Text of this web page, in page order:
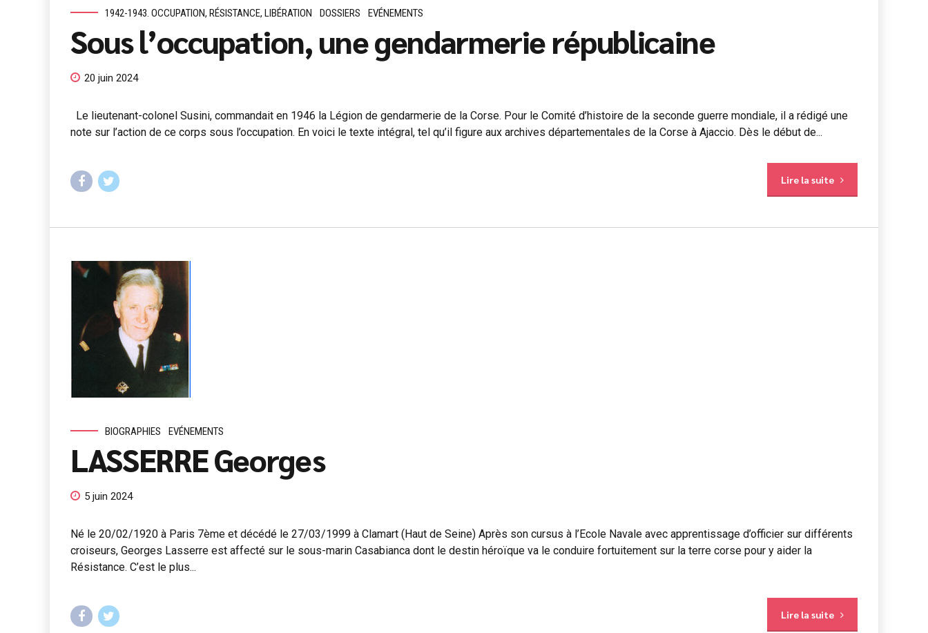
1942-1943. OCCUPATION, RÉSISTANCE, LIBÉRATION DOSSIERS EVÉNEMENTS
Sous l’occupation, une gendarmerie républicaine
20 juin 2024
Le lieutenant-colonel Susini, commandait en 1946 la Légion de gendarmerie de la Corse. Pour le Comité d’histoire de la seconde guerre mondiale, il a rédigé une
note sur l’action de ce corps sous l’occupation. En voici le texte intégral, tel qu’il figure aux archives départementales de la Corse à Ajaccio. Dès le début de...
Lire la suite
BIOGRAPHIES EVÉNEMENTS
LASSERRE Georges
5 juin 2024
Né le 20/02/1920 à Paris 7ème et décédé le 27/03/1999 à Clamart (Haut de Seine) Après son cursus à l’Ecole Navale avec apprentissage d’officier sur différents
croiseurs, Georges Lasserre est affecté sur le sous-marin Casabianca dont le destin héroïque va le conduire fortuitement sur la terre corse pour y aider la
Résistance. C’est le plus...
Lire la suite